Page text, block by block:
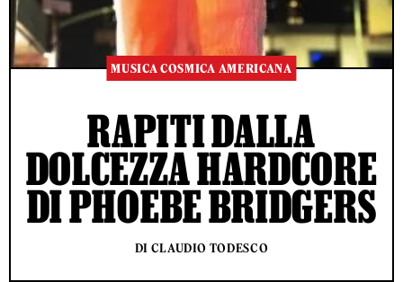
MUSICA COSMICA AMERICANA
RAPITI DALLA
DOLCEZZA HARDCORE
DI PHOEBE BRIDGERS
DI CLAUDIO TODESCO